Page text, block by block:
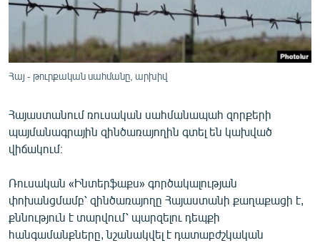
ՄԵԿՆԱԲԱՆՈՒԹՅՈՒՆ
ՏՏ ԵՒ ԻՆՏԵՐՆԵՏ
ՏԵՍԱՆՅՈՒԹԵՐ
ԲԱՆԱՎԵՃ
ՓՈԴՔԱՍԹ
Հայերեն
Հայ - թուրքական սահմանը, արխիվ
Հայաստանում ռուսական սահմանապահ զորքերի
պայմանագրային զինծառայողին գտել են կախված
վիճակում։
Ռուսական «Ինտերֆաքս» գործակալության
փոխանցմամբ՝ զինծառայողը Հայաստանի քաղաքացի է,
քննություն է տարվում՝ պարզելու դեպքի
հանգամանքները, նշանակվել է դատաբժշկական